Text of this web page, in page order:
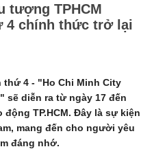
tượng TPHCM
4 chính thức trở lại
thứ 4 - "Ho Chi Minh City
sẽ diễn ra từ ngày 17 đến
động TP.HCM. Đây là sự kiện
mang đến cho người yêu
đáng nhớ.